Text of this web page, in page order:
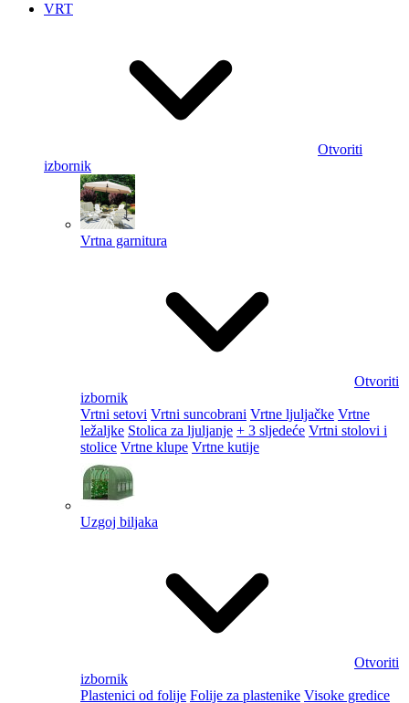
VRT
Otvoriti
izbornik
Vrtna garnitura
Otvoriti
izbornik
Vrtni setovi Vrtni suncobrani Vrtne ljuljačke Vrtne
ležaljke Stolica za ljuljanje + 3 sljedeće Vrtni stolovi i
stolice Vrtne klupe Vrtne kutije
Uzgoj biljaka
Otvoriti
izbornik
Plastenici od folije Folije za plastenike Visoke gredice